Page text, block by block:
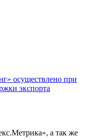
осуществлено при
экспорта
а так же